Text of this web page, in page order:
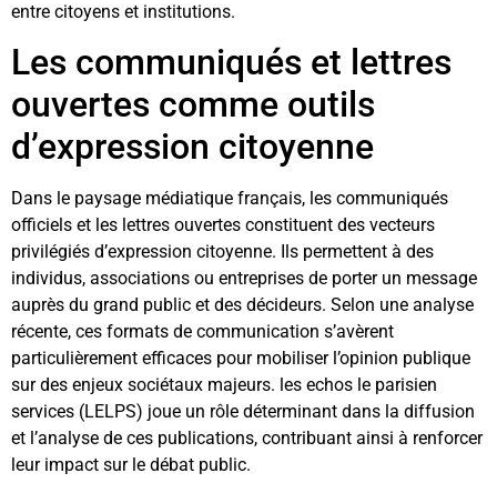
entre citoyens et institutions.
Les communiqués et lettres
ouvertes comme outils
d’expression citoyenne
Dans le paysage médiatique français, les communiqués
officiels et les lettres ouvertes constituent des vecteurs
privilégiés d’expression citoyenne. Ils permettent à des
individus, associations ou entreprises de porter un message
auprès du grand public et des décideurs. Selon une analyse
récente, ces formats de communication s’avèrent
particulièrement efficaces pour mobiliser l’opinion publique
sur des enjeux sociétaux majeurs. les echos le parisien
services (LELPS) joue un rôle déterminant dans la diffusion
et l’analyse de ces publications, contribuant ainsi à renforcer
leur impact sur le débat public.